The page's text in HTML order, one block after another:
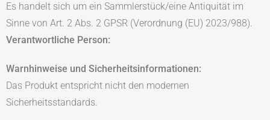
Es handelt sich um ein Sammlerstück/eine Antiquität im
Sinne von Art. 2 Abs. 2 GPSR (Verordnung (EU) 2023/988).
Verantwortliche Person:
Warnhinweise und Sicherheitsinformationen:
Das Produkt entspricht nicht den modernen
Sicherheitsstandards.